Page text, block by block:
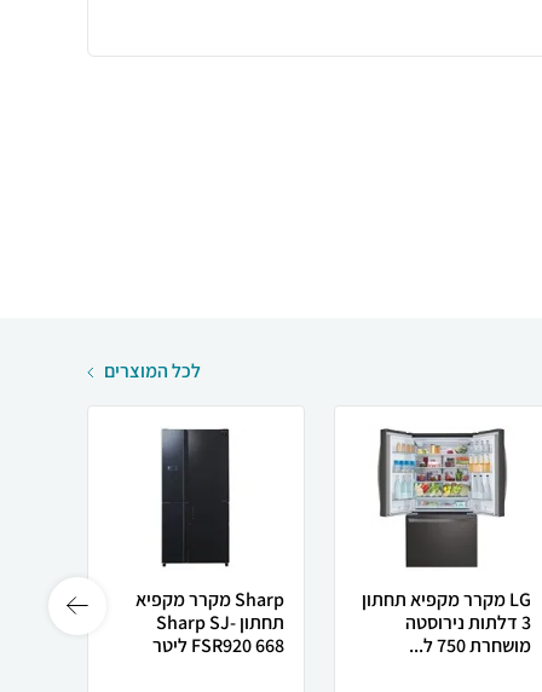
לכל המוצרים
LG מקרר מקפיא תחתון
‏3 דלתות ‏נירוסטה
מושחרת 750 ל...
Sharp מקרר מקפיא
תחתון Sharp SJ-
FSR920 668 ליטר